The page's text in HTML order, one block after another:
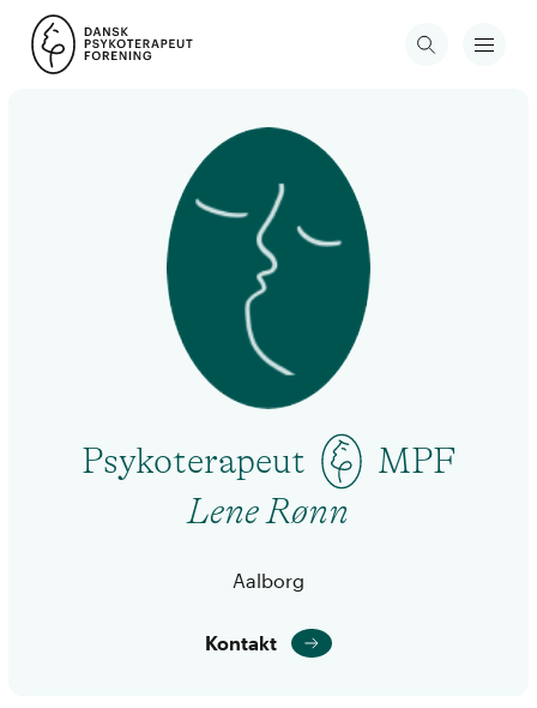
Psykoterapeut
MPF
Lene Rønn
Aalborg
Kontakt